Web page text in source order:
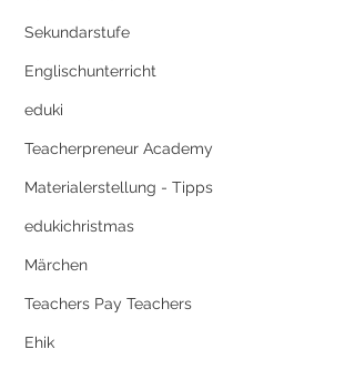
Sekundarstufe
Englischunterricht
eduki
Teacherpreneur Academy
Materialerstellung - Tipps
edukichristmas
Märchen
Teachers Pay Teachers
Ehik